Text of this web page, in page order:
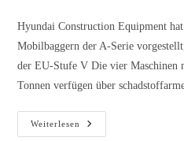
Hyundai Construction Equipment
Mobilbaggern der A-Serie
der EU-Stufe V Die vier Maschinen
Tonnen verfügen über
Weiterlesen